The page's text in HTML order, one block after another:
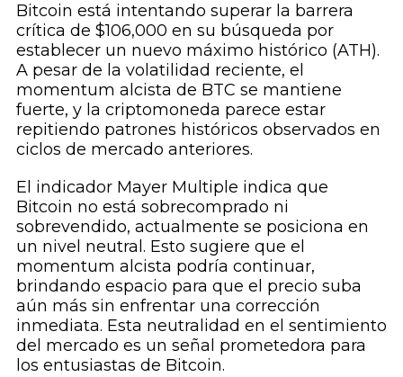
Bitcoin está intentando superar la barrera
crítica de $106,000 en su búsqueda por
establecer un nuevo máximo histórico (ATH).
A pesar de la volatilidad reciente, el
momentum alcista de BTC se mantiene
fuerte, y la criptomoneda parece estar
repitiendo patrones históricos observados en
ciclos de mercado anteriores.
El indicador Mayer Multiple indica que
Bitcoin no está sobrecomprado ni
sobrevendido, actualmente se posiciona en
un nivel neutral. Esto sugiere que el
momentum alcista podría continuar,
brindando espacio para que el precio suba
aún más sin enfrentar una corrección
inmediata. Esta neutralidad en el sentimiento
del mercado es un señal prometedora para
los entusiastas de Bitcoin.